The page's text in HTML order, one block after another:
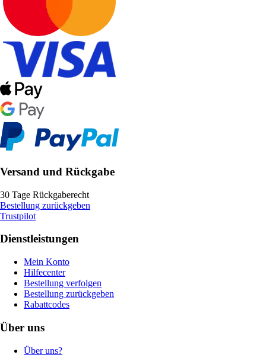
Versand und Rückgabe
30 Tage Rückgaberecht
Bestellung zurückgeben
Trustpilot
Dienstleistungen
Mein Konto
Hilfecenter
Bestellung verfolgen
Bestellung zurückgeben
Rabattcodes
Über uns
Über uns?